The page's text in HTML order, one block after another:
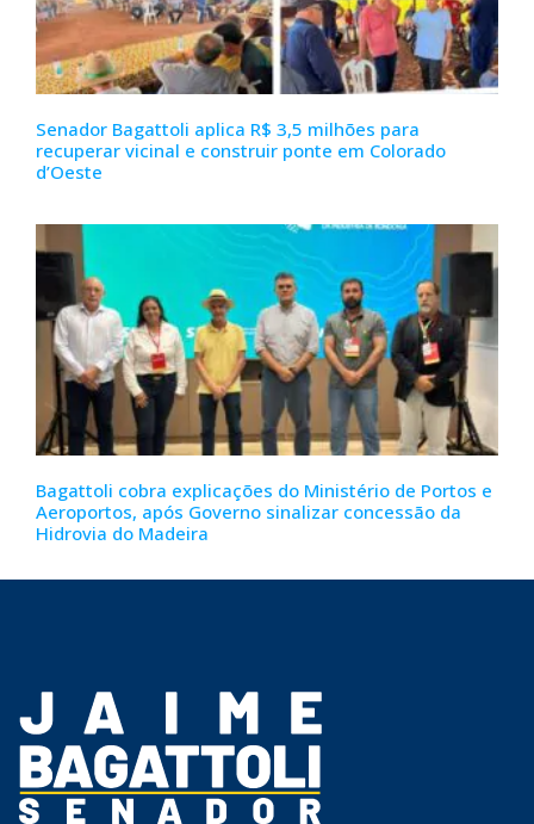
Senador Bagattoli aplica R$ 3,5 milhões para
recuperar vicinal e construir ponte em Colorado
d’Oeste
Bagattoli cobra explicações do Ministério de Portos e
Aeroportos, após Governo sinalizar concessão da
Hidrovia do Madeira